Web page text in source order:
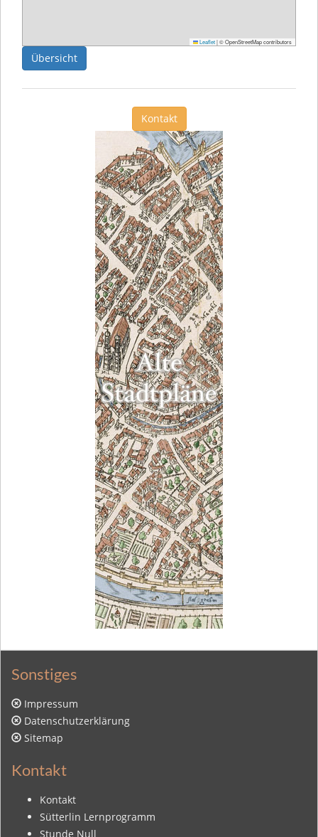
Leaflet|© OpenStreetMap contributors
Übersicht
Kontakt
Sonstiges
Impressum
Datenschutzerklärung
Sitemap
Kontakt
Kontakt
Sütterlin Lernprogramm
Stunde Null